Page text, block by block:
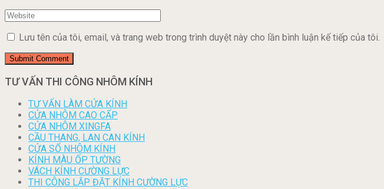
Lưu tên của tôi, email, và trang web trong trình duyệt này cho lần bình luận kế tiếp của tôi.
TƯ VẤN THI CÔNG NHÔM KÍNH
TƯ VẤN LÀM CỬA KÍNH
CỬA NHÔM CAO CẤP
CỬA NHÔM XINGFA
CẦU THANG, LAN CAN KÍNH
CỬA SỔ NHÔM KÍNH
KÍNH MÀU ỐP TƯỜNG
VÁCH KÍNH CƯỜNG LỰC
THI CÔNG LẮP ĐẶT KÍNH CƯỜNG LỰC